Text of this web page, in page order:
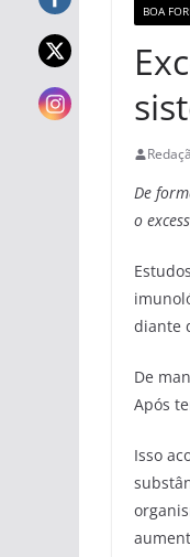
BOA
De
o
diante
De
Após
Isso